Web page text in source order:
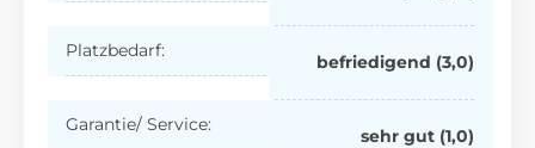
Platzbedarf:
befriedigend (3,0)
Garantie/ Service:
sehr gut (1,0)